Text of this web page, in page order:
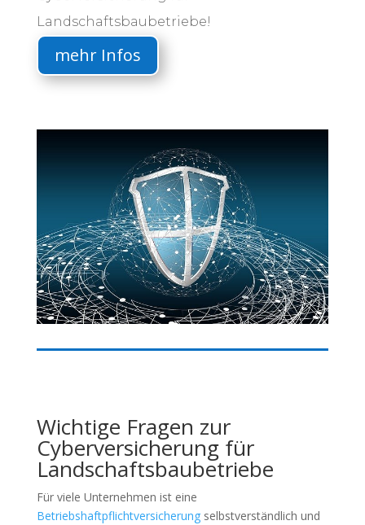
Landschaftsbaubetriebe!
mehr Infos
Wichtige Fragen zur
Cyberversicherung für
Landschaftsbaubetriebe
Für viele Unternehmen ist eine
Betriebshaftpflichtversicherungselbstverständlich und